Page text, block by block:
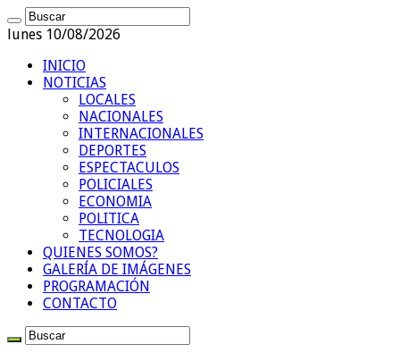
lunes 10/08/2026
INICIO
NOTICIAS
LOCALES
NACIONALES
INTERNACIONALES
DEPORTES
ESPECTACULOS
POLICIALES
ECONOMIA
POLITICA
TECNOLOGIA
QUIENES SOMOS?
GALERÍA DE IMÁGENES
PROGRAMACIÓN
CONTACTO